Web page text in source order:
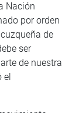
Nación
por orden
de
ser
de nuestra
el